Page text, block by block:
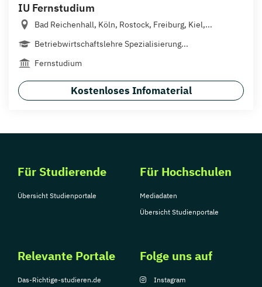
IU Fernstudium
Bad Reichenhall, Köln, Rostock, Freiburg, Kiel,...
Betriebwirtschaftslehre Spezialisierung...
Fernstudium
Kostenloses Infomaterial
Für Studierende
Übersicht Studienportale
Für Hochschulen
Mediadaten
Übersicht Studienportale
Relevante Portale
Das-Richtige-studieren.de
Folge uns auf
Instagram